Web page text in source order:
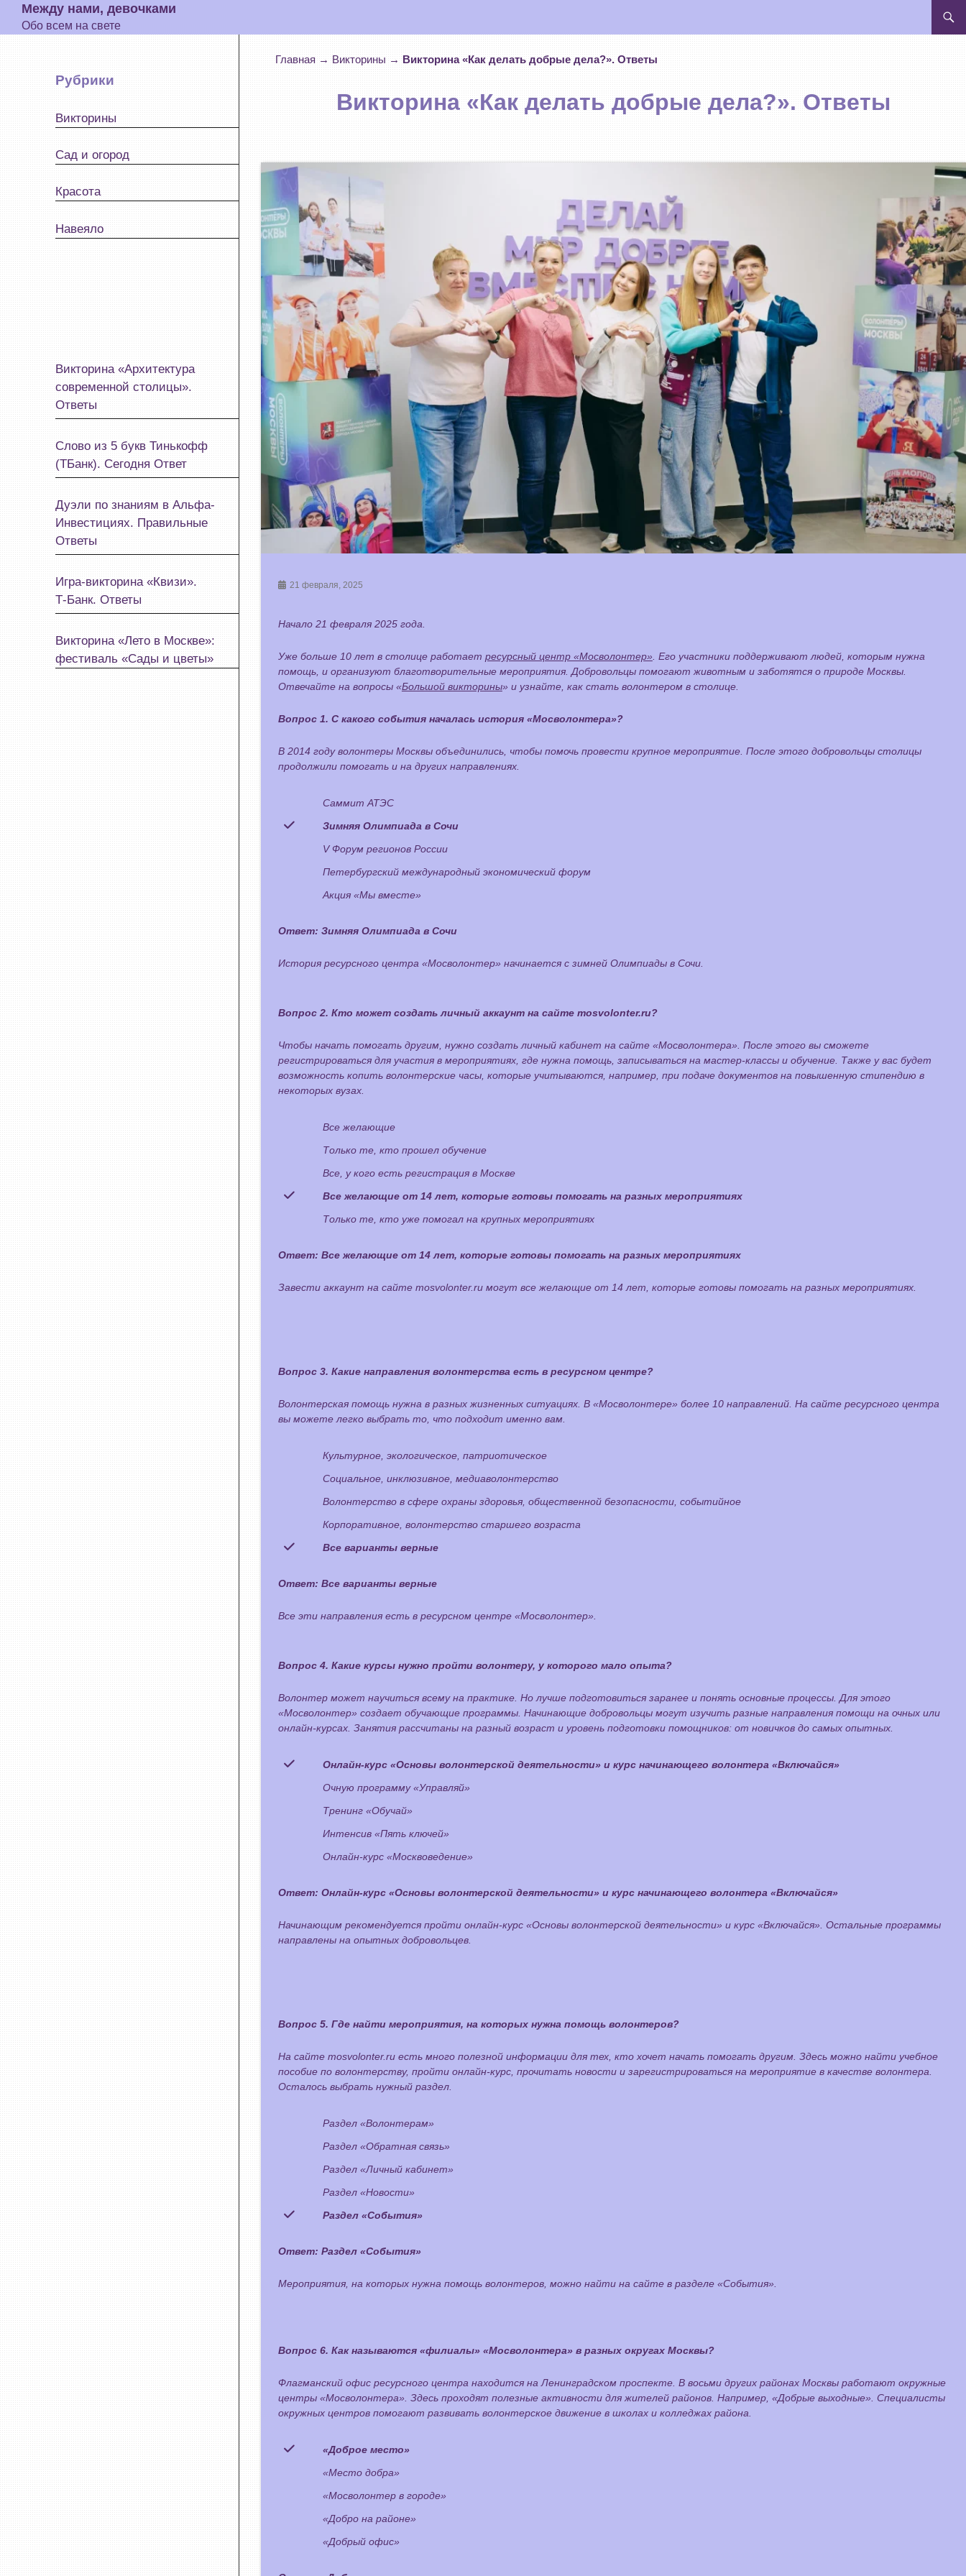
Между нами, девочками
Обо всем на свете
Поиск
Главная→ Викторины → Викторина «Как делать добрые дела?». Ответы
Викторина «Как делать добрые дела?». Ответы
21 февраля, 2025
Начало 21 февраля 2025 года.
Уже больше 10 лет в столице работает ресурсный центр «Мосволонтер». Его участники поддерживают людей, которым нужна
помощь, и организуют благотворительные мероприятия. Добровольцы помогают животным и заботятся о природе Москвы.
Отвечайте на вопросы «Большой викторины» и узнайте, как стать волонтером в столице.
Вопрос 1. С какого события началась история «Мосволонтера»?
В 2014 году волонтеры Москвы объединились, чтобы помочь провести крупное мероприятие. После этого добровольцы столицы
продолжили помогать и на других направлениях.
Саммит АТЭС
Зимняя Олимпиада в Сочи
V Форум регионов России
Петербургский международный экономический форум
Акция «Мы вместе»
Ответ: Зимняя Олимпиада в Сочи
История ресурсного центра «Мосволонтер» начинается с зимней Олимпиады в Сочи.
Вопрос 2. Кто может создать личный аккаунт на сайте mosvolonter.ru?
Чтобы начать помогать другим, нужно создать личный кабинет на сайте «Мосволонтера». После этого вы сможете
регистрироваться для участия в мероприятиях, где нужна помощь, записываться на мастер-классы и обучение. Также у вас будет
возможность копить волонтерские часы, которые учитываются, например, при подаче документов на повышенную стипендию в
некоторых вузах.
Все желающие
Только те, кто прошел обучение
Все, у кого есть регистрация в Москве
Все желающие от 14 лет, которые готовы помогать на разных мероприятиях
Только те, кто уже помогал на крупных мероприятиях
Ответ: Все желающие от 14 лет, которые готовы помогать на разных мероприятиях
Завести аккаунт на сайте mosvolonter.ru могут все желающие от 14 лет, которые готовы помогать на разных мероприятиях.
Вопрос 3. Какие направления волонтерства есть в ресурсном центре?
Волонтерская помощь нужна в разных жизненных ситуациях. В «Мосволонтере» более 10 направлений. На сайте ресурсного центра
вы можете легко выбрать то, что подходит именно вам.
Культурное, экологическое, патриотическое
Социальное, инклюзивное, медиаволонтерство
Волонтерство в сфере охраны здоровья, общественной безопасности, событийное
Корпоративное, волонтерство старшего возраста
Все варианты верные
Ответ: Все варианты верные
Все эти направления есть в ресурсном центре «Мосволонтер».
Вопрос 4. Какие курсы нужно пройти волонтеру, у которого мало опыта?
Волонтер может научиться всему на практике. Но лучше подготовиться заранее и понять основные процессы. Для этого
«Мосволонтер» создает обучающие программы. Начинающие добровольцы могут изучить разные направления помощи на очных или
онлайн-курсах. Занятия рассчитаны на разный возраст и уровень подготовки помощников: от новичков до самых опытных.
Онлайн-курс «Основы волонтерской деятельности» и курс начинающего волонтера «Включайся»
Очную программу «Управляй»
Тренинг «Обучай»
Интенсив «Пять ключей»
Онлайн-курс «Москвоведение»
Ответ: Онлайн-курс «Основы волонтерской деятельности» и курс начинающего волонтера «Включайся»
Начинающим рекомендуется пройти онлайн-курс «Основы волонтерской деятельности» и курс «Включайся». Остальные программы
направлены на опытных добровольцев.
Вопрос 5. Где найти мероприятия, на которых нужна помощь волонтеров?
На сайте mosvolonter.ru есть много полезной информации для тех, кто хочет начать помогать другим. Здесь можно найти учебное
пособие по волонтерству, пройти онлайн-курс, прочитать новости и зарегистрироваться на мероприятие в качестве волонтера.
Осталось выбрать нужный раздел.
Раздел «Волонтерам»
Раздел «Обратная связь»
Раздел «Личный кабинет»
Раздел «Новости»
Раздел «События»
Ответ: Раздел «События»
Мероприятия, на которых нужна помощь волонтеров, можно найти на сайте в разделе «События».
Вопрос 6. Как называются «филиалы» «Мосволонтера» в разных округах Москвы?
Флагманский офис ресурсного центра находится на Ленинградском проспекте. В восьми других районах Москвы работают окружные
центры «Мосволонтера». Здесь проходят полезные активности для жителей районов. Например, «Добрые выходные». Специалисты
окружных центров помогают развивать волонтерское движение в школах и колледжах района.
«Доброе место»
«Место добра»
«Мосволонтер в городе»
«Добро на районе»
«Добрый офис»
Рубрики
Викторины
Сад и огород
Красота
Навеяло
Викторина «Архитектура
современной столицы».
Ответы
Слово из 5 букв Тинькофф
(ТБанк). Сегодня Ответ
Дуэли по знаниям в Альфа-
Инвестициях. Правильные
Ответы
Игра-викторина «Квизи».
Т‑Банк. Ответы
Викторина «Лето в Москве»:
фестиваль «Сады и цветы»